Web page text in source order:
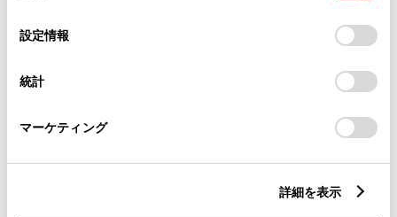
デバイスにすべてのCookie(クッキー)が保存されることに同
意したことになります。Cookie(クッキー)のオプトアウト、
設定の変更、同意を撤回したりするにあたっては、当社の
「Cookie（クッキー）情報の取り扱いについて
」をご覧くだ
設定情報
統計
マーケティング
詳細を表示
必須 市区町村名
丁目番地